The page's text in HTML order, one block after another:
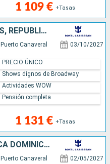
1 109 € +Tasas
ESTADOS UNIDOS, BAHAMAS, REPÚBLICA DOMINICANA
Puerto Canaveral 03/10/2027
1 131 € +Tasas
PRECIO ÚNICO
Shows dignos de Broadway
Actividades WOW
Pensión completa
ESTADOS UNIDOS, REPÚBLICA DOMINICANA, BAHAMAS
Puerto Canaveral 02/05/2027